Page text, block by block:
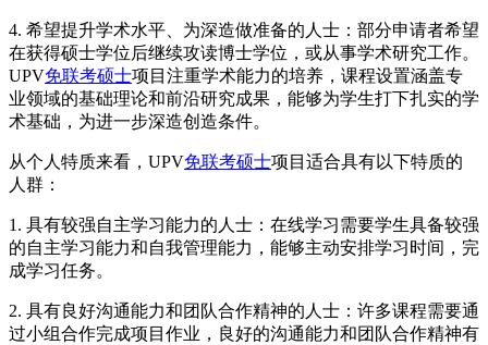
4. 希望提升学术水平、为深造做准备的人士：部分申请者希望
在获得硕士学位后继续攻读博士学位，或从事学术研究工作。
UPV免联考硕士项目注重学术能力的培养，课程设置涵盖专
业领域的基础理论和前沿研究成果，能够为学生打下扎实的学
术基础，为进一步深造创造条件。
从个人特质来看，UPV免联考硕士项目适合具有以下特质的
人群：
1. 具有较强自主学习能力的人士：在线学习需要学生具备较强
的自主学习能力和自我管理能力，能够主动安排学习时间，完
成学习任务。
2. 具有良好沟通能力和团队合作精神的人士：许多课程需要通
过小组合作完成项目作业，良好的沟通能力和团队合作精神有